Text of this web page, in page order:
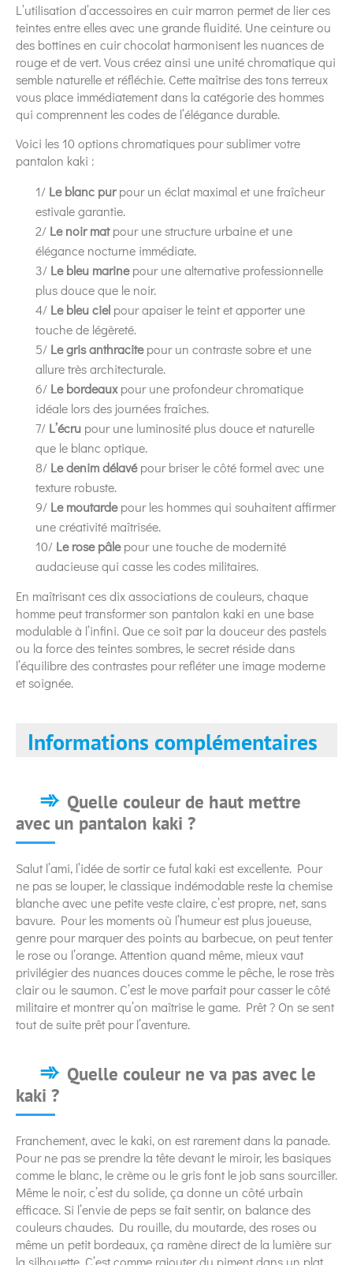
L’utilisation d’accessoires en cuir marron permet de lier ces
teintes entre elles avec une grande fluidité. Une ceinture ou
des bottines en cuir chocolat harmonisent les nuances de
rouge et de vert. Vous créez ainsi une unité chromatique qui
semble naturelle et réfléchie. Cette maîtrise des tons terreux
vous place immédiatement dans la catégorie des hommes
qui comprennent les codes de l’élégance durable.
Voici les 10 options chromatiques pour sublimer votre
pantalon kaki :
1/ Le blanc purpour un éclat maximal et une fraîcheur
estivale garantie.
2/ Le noir matpour une structure urbaine et une
élégance nocturne immédiate.
3/ Le bleu marinepour une alternative professionnelle
plus douce que le noir.
4/ Le bleu ciel pour apaiser le teint et apporter une
touche de légèreté.
5/ Le gris anthracitepour un contraste sobre et une
allure très architecturale.
6/ Le bordeauxpour une profondeur chromatique
idéale lors des journées fraîches.
7/ L’écru pour une luminosité plus douce et naturelle
que le blanc optique.
8/ Le denim délavépour briser le côté formel avec une
texture robuste.
9/ Le moutardepour les hommes qui souhaitent affirmer
une créativité maîtrisée.
10/ Le rose pâlepour une touche de modernité
audacieuse qui casse les codes militaires.
En maîtrisant ces dix associations de couleurs, chaque
homme peut transformer son pantalon kaki en une base
modulable à l’infini. Que ce soit par la douceur des pastels
ou la force des teintes sombres, le secret réside dans
l’équilibre des contrastes pour refléter une image moderne
et soignée.
Informations complémentaires
Quelle couleur de haut mettre
avec un pantalon kaki ?
Salut l’ami, l’idée de sortir ce futal kaki est excellente. Pour
ne pas se louper, le classique indémodable reste la chemise
blanche avec une petite veste claire, c’est propre, net, sans
bavure. Pour les moments où l’humeur est plus joueuse,
genre pour marquer des points au barbecue, on peut tenter
le rose ou l’orange. Attention quand même, mieux vaut
privilégier des nuances douces comme le pêche, le rose très
clair ou le saumon. C’est le move parfait pour casser le côté
militaire et montrer qu’on maîtrise le game. Prêt ? On se sent
tout de suite prêt pour l’aventure.
Quelle couleur ne va pas avec le
kaki ?
Franchement, avec le kaki, on est rarement dans la panade.
Pour ne pas se prendre la tête devant le miroir, les basiques
comme le blanc, le crème ou le gris font le job sans sourciller.
Même le noir, c’est du solide, ça donne un côté urbain
efficace. Si l’envie de peps se fait sentir, on balance des
couleurs chaudes. Du rouille, du moutarde, des roses ou
même un petit bordeaux, ça ramène direct de la lumière sur
la silhouette. C’est comme rajouter du piment dans un plat